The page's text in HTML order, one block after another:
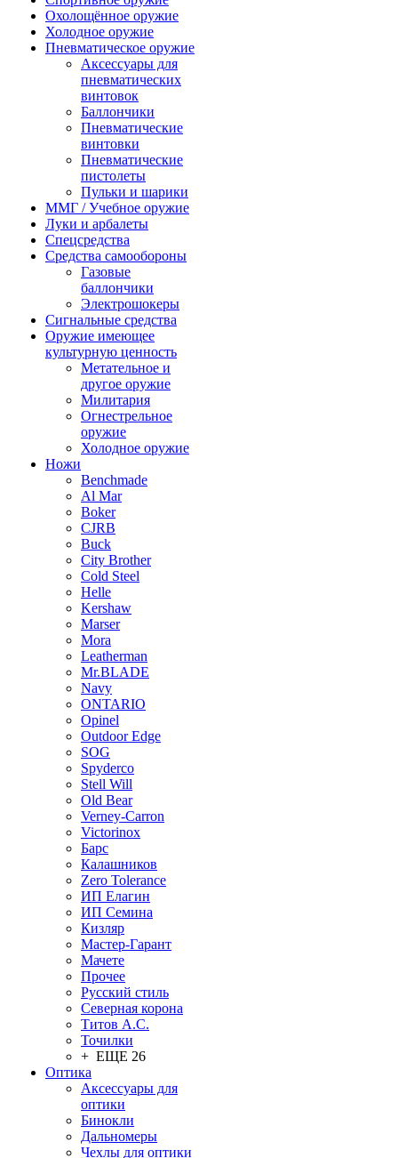
Охолощённое оружие
Холодное оружие
Пневматическое оружие
Аксессуары для
пневматических
винтовок
Баллончики
Пневматические
винтовки
Пневматические
пистолеты
Пульки и шарики
ММГ / Учебное оружие
Луки и арбалеты
Спецсредства
Средства самообороны
Газовые
баллончики
Электрошокеры
Сигнальные средства
Оружие имеющее
культурную ценность
Метательное и
другое оружие
Милитария
Огнестрельное
оружие
Холодное оружие
Ножи
Benchmade
Al Mar
Boker
CJRB
Buck
City Brother
Cold Steel
Helle
Kershaw
Marser
Mora
Leatherman
Mr.BLADE
Navy
ONTARIO
Opinel
Outdoor Edge
SOG
Spyderco
Stell Will
Old Bear
Verney-Carron
Victorinox
Барс
Калашников
Zero Tolerance
ИП Елагин
ИП Семина
Кизляр
Мастер-Гарант
Мачете
Прочее
Русский стиль
Северная корона
Титов А.С.
Точилки
+ ЕЩЕ 26
Оптика
Аксессуары для
оптики
Бинокли
Дальномеры
Чехлы для оптики